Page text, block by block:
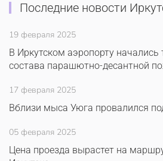
Последние новости
19 февраля 2025
В Иркутском аэропорту начались
состава парашютно-десантной
17 февраля 2025
Вблизи мыса Уюга провалился
05 февраля 2025
Цена проезда вырастет на